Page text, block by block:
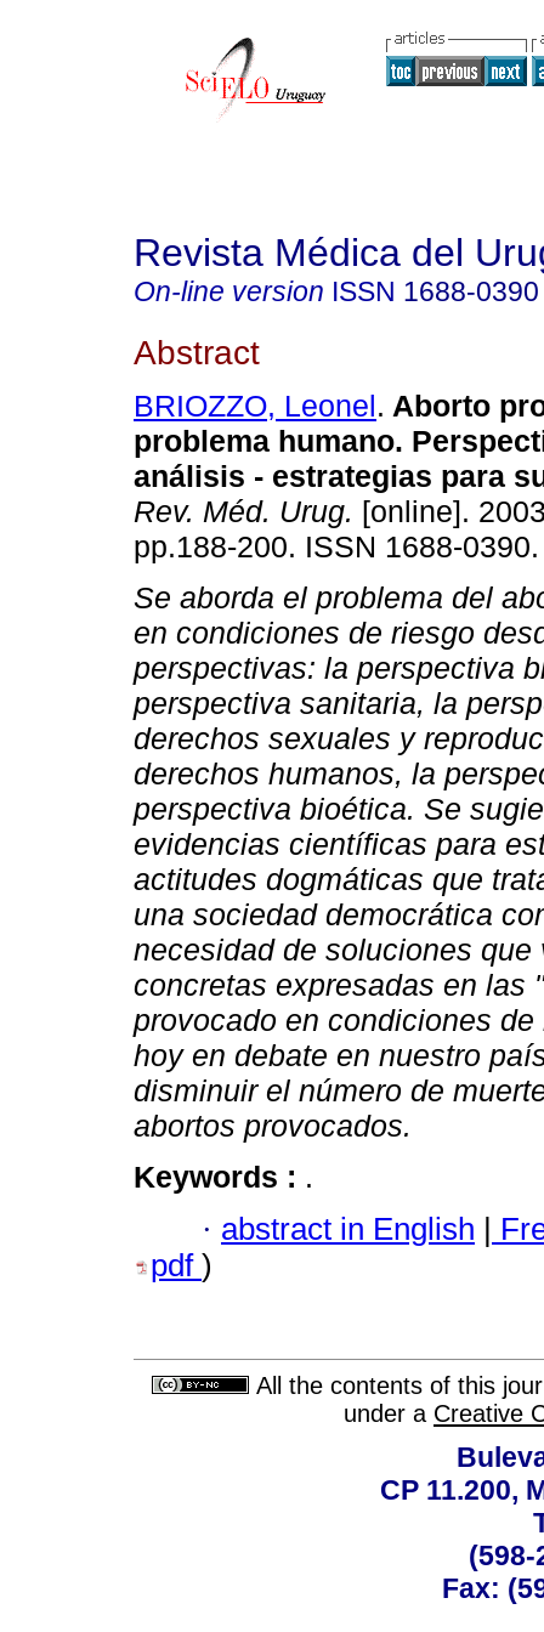
Revista Médica del
On-line version ISSN 1688-0390
Abstract
BRIOZZO, Leonel. Aborto
problema humano.
análisis - estrategias para
Rev. Méd. Urug. [online].
pp.188-200. ISSN 1688-0390.
Se aborda el problema del
en condiciones de riesgo
perspectivas: la perspectiva
perspectiva sanitaria, la
derechos sexuales y
derechos humanos, la
perspectiva bioética. Se
evidencias científicas para
actitudes dogmáticas que
una sociedad democrática
necesidad de soluciones
concretas expresadas en las
provocado en condiciones
hoy en debate en nuestro
disminuir el número de
abortos provocados.
Keywords : .
· abstract in English |
pdf )
All the contents of this
under a Creative
CP 11.200,
(598-
Fax: